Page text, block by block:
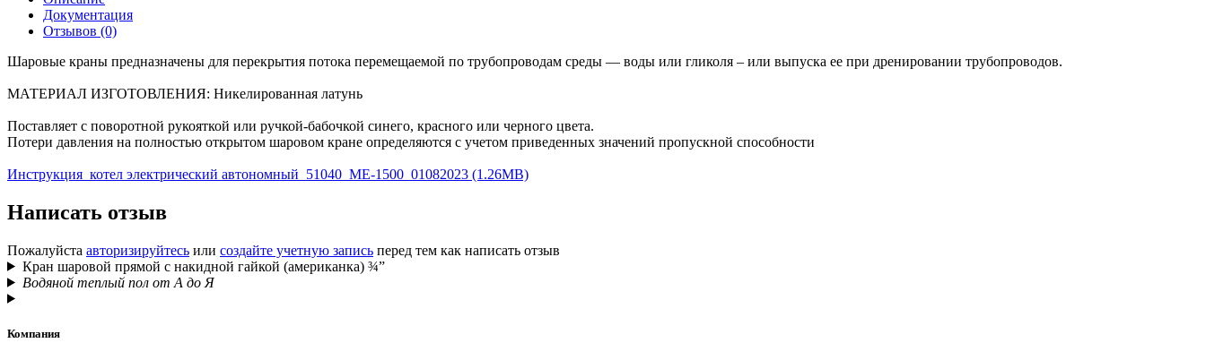
Документация
Отзывов (0)
Шаровые краны предназначены для перекрытия потока перемещаемой по трубопроводам среды — воды или гликоля – или выпуска ее при дренировании трубопроводов.
МАТЕРИАЛ ИЗГОТОВЛЕНИЯ: Никелированная латунь
Поставляет с поворотной рукояткой или ручкой-бабочкой синего, красного или черного цвета.
Потери давления на полностью открытом шаровом кране определяются с учетом приведенных значений пропускной способности
Инструкция_котел электрический автономный_51040_ME-1500_01082023 (1.26MB)
Написать отзыв
Пожалуйста авторизируйтесь или создайте учетную запись перед тем как написать отзыв
Кран шаровой прямой с накидной гайкой (американка) ¾”
Водяной теплый пол от А до Я
Компания